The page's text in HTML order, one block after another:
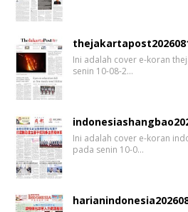
Ini adalah cover e-koran
senin 10-08-2…
Ini adalah cover e-koran
pada senin 10-0…